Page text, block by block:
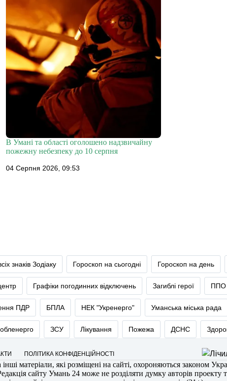
В Умані та області оголошено надзвичайну
пожежну небезпеку до 10 серпня
04 Серпня 2026, 09:53
знаків Зодіаку Гороскоп на сьогодні Гороскоп на день
Графіки погодинних відключень Загиблі герої ППО
ПДР БПЛА НЕК "Укренерго" Уманська міська рада
ЗСУ Лікування Пожежа ДСНС
ПОЛІТИКА КОНФІДЕНЦІЙНОСТІ
матеріали, які розміщені на сайті, охороняються законом
сайту Умань 24 може не розділяти думку авторів проекту